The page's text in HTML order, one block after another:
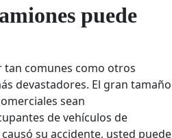
puede
tan comunes como otros
devastadores. El gran tamaño
sean
de vehículos de
su accidente, usted puede